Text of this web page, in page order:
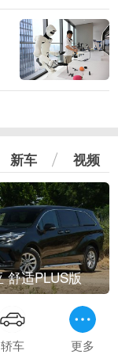
新车 视频
舒适PLUS版
轿车 更多